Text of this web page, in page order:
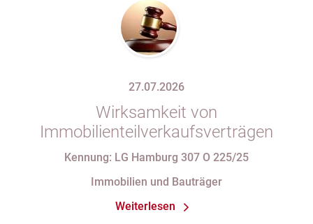
27.07.2026
Wirksamkeit von
Immobilienteilverkaufsverträgen
Kennung: LG Hamburg 307 O 225/25
Immobilien und Bauträger
Weiterlesen